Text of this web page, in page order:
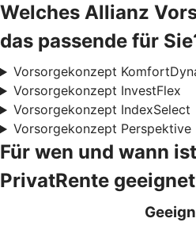
Welches Allianz
das passende für
Vorsorgekonzept
Vorsorgekonzept InvestFlex
Vorsorgekonzept IndexSelect
Vorsorgekonzept Perspektive
Für wen und wann
PrivatRente